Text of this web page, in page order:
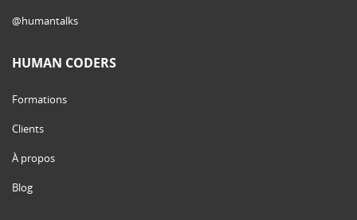
@humantalks
HUMAN CODERS
Formations
Clients
À propos
Blog